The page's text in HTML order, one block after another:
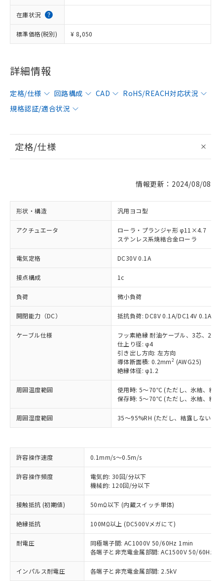
在庫状況
標準価格(税別) ¥ 8,050
詳細情報
定格/仕様 回路構成 CAD
RoHS/REACH対応状況
規格認証/適合状況
定格/仕様
情報更新：2024/08/08
形状・構造 汎用ヨコ型
アクチュエータ
ローラ・プランジャ形 φ11×4.7
ステンレス系焼結合金ローラ
電気定格 DC30V 0.1A
接点構成 1c
負荷 微小負荷
開閉能力（DC） 抵抗負荷: DC8V 0.1A/DC14V 0.1A/
ケーブル仕様
フッ素絶縁 耐油ケーブル、3芯、2m
仕上り径: φ4
引き出し方向: 左方向
導体断面積: 0.2mm2 (AWG25)
絶縁体径: φ1.2
周囲温度範囲
使用時: 5～70℃ (ただし、氷結、結
保存時: 5～70℃ (ただし、氷結、結
周囲湿度範囲 35～95%RH (ただし、結露しないこ
許容操作速度 0.1mm/s～0.5m/s
許容操作頻度
電気的: 30回/分以下
機械的: 120回/分以下
接触抵抗 (初期値) 50mΩ以下 (内蔵スイッチ単体)
絶縁抵抗 100MΩ以上 (DC500Vメガにて)
耐電圧
同極端子間: AC1000V 50/60Hz 1min
各端子と非充電金属部間: AC1500V 50/60Hz
インパルス耐電圧 各端子と非充電金属部間: 2.5kV
ご利用条件
以下の条件をお読みいただき、同意のうえ
対応済み：EU RoHS指令（10物質）の
非含有に対応した製品が提供可能な商品で
す。
対応予定：EU RoHS指令（10物質）の非含
有に対応した製品に切り替える予定のある
対応予定なし：EU RoHS指令（10物質）の
非含有に非対応の商品で、対応品を出す予